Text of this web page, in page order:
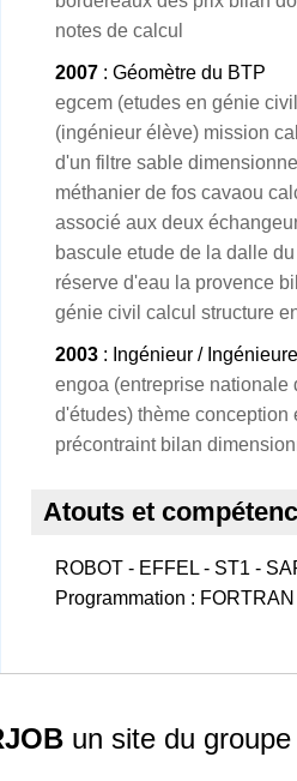
notes de calcul
2007 : Géomètre du BTP
egcem (etudes en génie
(ingénieur élève) mission
d'un filtre sable
méthanier de fos cavaou
associé aux deux
bascule etude de la dalle
réserve d'eau la provence
génie civil calcul structure
2003 : Ingénieur /
engoa (entreprise nationale
d'études) thème conception
précontraint bilan
Atouts et
ROBOT - EFFEL - ST1 -
Programmation :
un site du groupe